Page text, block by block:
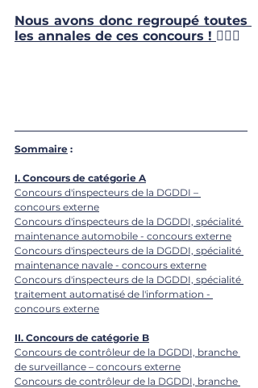
Nous avons donc regroupé toutes
les annales de ces concours ! 🙇🏽‍♀️
Sommaire :
I. Concours de catégorie A
Concours d'inspecteurs de la DGDDI –
concours externe
Concours d'inspecteurs de la DGDDI, spécialité
maintenance automobile - concours externe
Concours d'inspecteurs de la DGDDI, spécialité
maintenance navale - concours externe
Concours d'inspecteurs de la DGDDI, spécialité
traitement automatisé de l'information -
concours externe
II. Concours de catégorie B
Concours de contrôleur de la DGDDI, branche
de surveillance – concours externe
Concours de contrôleur de la DGDDI, branche